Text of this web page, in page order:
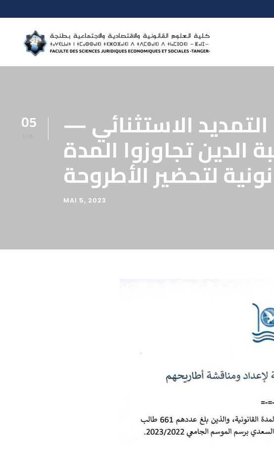
05 — إعلان هام جدا — الاستفادة من التمديد الاستثنائي
الدين تجاوزوا المدة
لتحضير الأطروحة
MAI 5, 2023